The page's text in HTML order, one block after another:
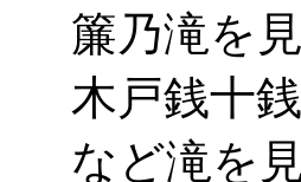
簾乃滝を
木戸銭十
など滝を